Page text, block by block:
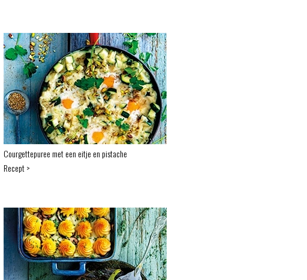
Courgettepuree met een eitje en pistache
Recept >